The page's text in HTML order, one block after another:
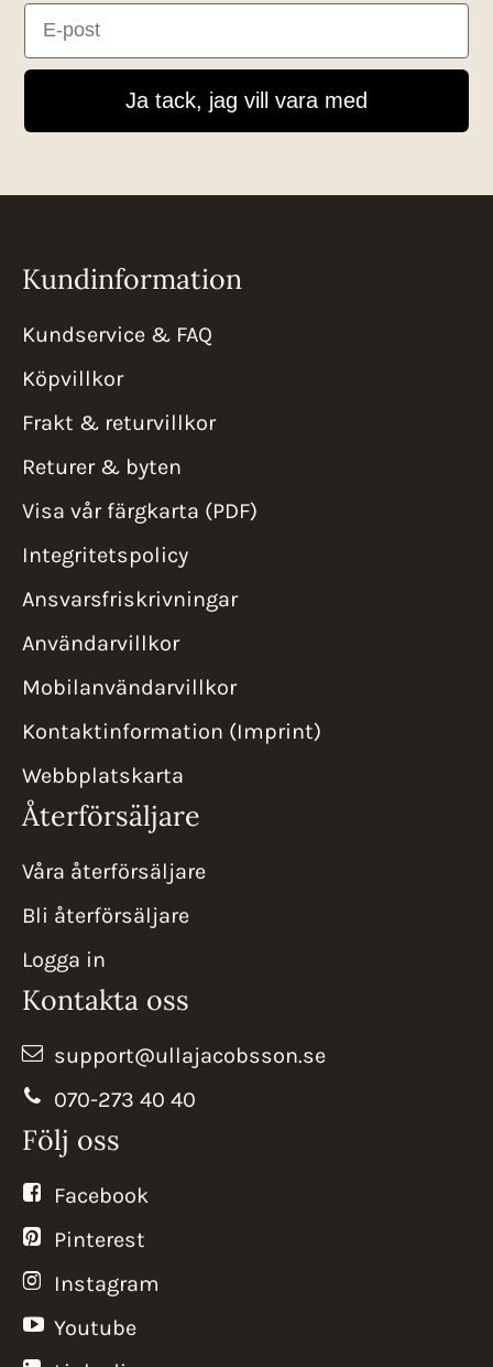
Email
Ja tack, jag vill vara med
Kundinformation
Kundservice & FAQ
Köpvillkor
Frakt & returvillkor
Returer & byten
Visa vår färgkarta (PDF)
Integritetspolicy
Ansvarsfriskrivningar
Användarvillkor
Mobilanvändarvillkor
Kontaktinformation (Imprint)
Webbplatskarta
Återförsäljare
Våra återförsäljare
Bli återförsäljare
Logga in
Kontakta oss
support@ullajacobsson.se
070-273 40 40
Följ oss
Facebook
Pinterest
Instagram
Youtube